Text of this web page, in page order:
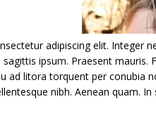
adipiscing elit. Integer
ipsum. Praesent
ad litora torquent per conubia
nibh. Aenean quam.